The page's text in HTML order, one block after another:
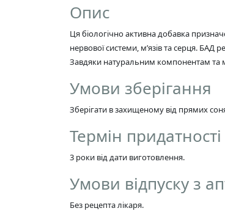
Опис
Ця біологічно активна добавка
нервової системи, м’язів та серця. БАД
Завдяки натуральним компонентам та
Умови зберігання
Зберігати в захищеному від прямих
Термін придатності
3 роки від дати виготовлення.
Умови відпуску з
Без рецепта лікаря.